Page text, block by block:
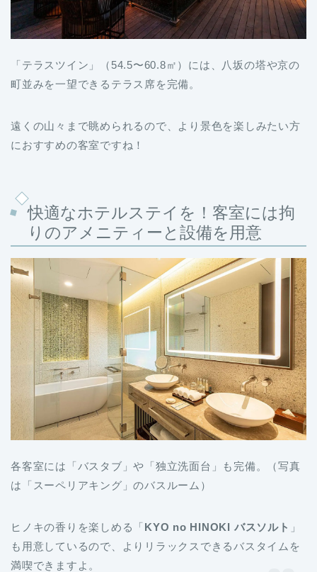
「テラスツイン」（54.5〜60.8㎡）には、八坂の塔や京の
町並みを一望できるテラス席を完備。
遠くの山々まで眺められるので、より景色を楽しみたい方
におすすめの客室ですね！
快適なホテルステイを！客室には拘
りのアメニティーと設備を用意
各客室には「バスタブ」や「独立洗面台」も完備。（写真
は「スーペリアキング」のバスルーム）
ヒノキの香りを楽しめる「KYO no HINOKI バスソルト 」
も用意しているので、よりリラックスできるバスタイムを
満喫できますよ。